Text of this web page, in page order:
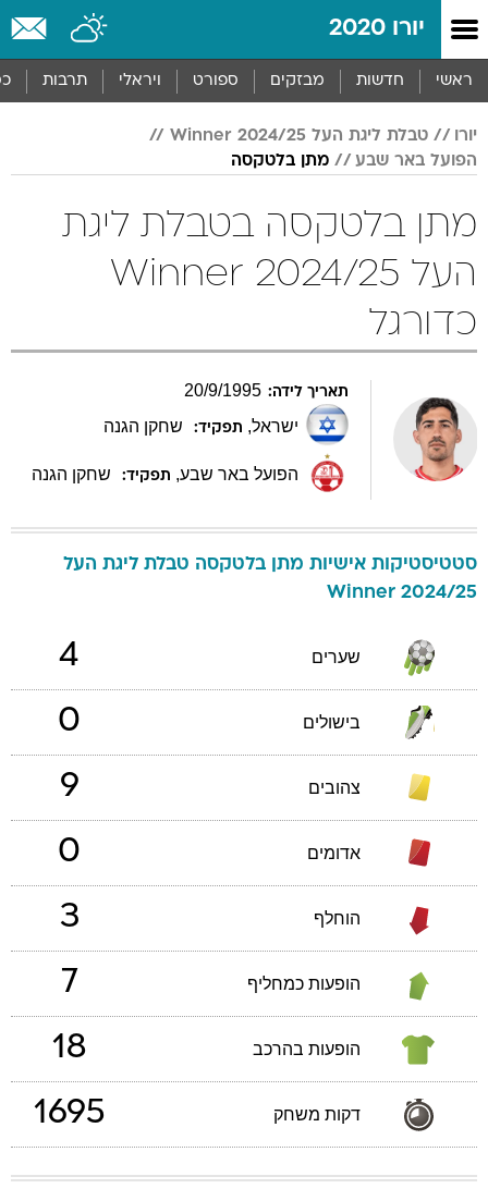
יורו 2020
ראשי חדשות מבזקים ספורט ויראלי תרבות
יורו
טבלת ליגת העל Winner 2024/25
הפועל באר שבע
מתן בלטקסה
מתן בלטקסה בטבלת ליגת
העל Winner 2024/25
כדורגל
תאריך לידה: 20/9/1995
ישראל, תפקיד: שחקן הגנה
הפועל באר שבע, תפקיד: שחקן הגנה
סטטיסטיקות אישיות מתן בלטקסה טבלת ליגת העל
Winner 2024/25
שערים 4
בישולים 0
צהובים 9
אדומים 0
הוחלף 3
הופעות כמחליף 7
הופעות בהרכב 18
דקות משחק 1695